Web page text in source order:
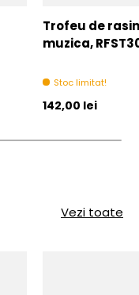
Trofeu de
muzica,
Stoc limitat!
Pret initial
142,00 lei
Vezi toate